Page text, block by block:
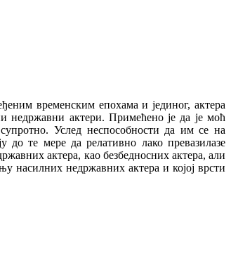
временским епохама и јединог, актера
недржавни актери. Примећено је да је моћ
Услед неспособности да им се на
до те мере да релативно лако превазилазе
актера, као безбедносних актера, али
насилних недржавних актера и којој врсти